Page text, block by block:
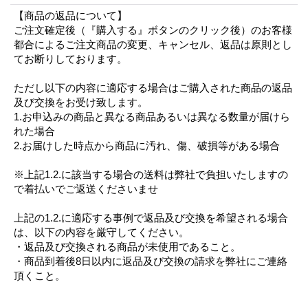
【商品の返品について】
ご注文確定後（『購入する』ボタンのクリック後）のお客様
都合によるご注文商品の変更、キャンセル、返品は原則とし
てお断りしております。
ただし以下の内容に適応する場合はご購入された商品の返品
及び交換をお受け致します。
1.お申込みの商品と異なる商品あるいは異なる数量が届けら
れた場合
2.お届けした時点から商品に汚れ、傷、破損等がある場合
※上記1.2.に該当する場合の送料は弊社で負担いたしますの
で着払いでご返送くださいませ
上記の1.2.に適応する事例で返品及び交換を希望される場合
は、以下の内容を厳守してください。
・返品及び交換される商品が未使用であること。
・商品到着後8日以内に返品及び交換の請求を弊社にご連絡
頂くこと。